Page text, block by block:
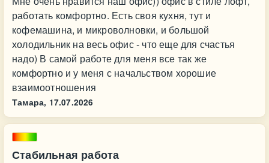
работать комфортно. Есть своя кухня, тут и
кофемашина, и микроволновки, и большой
холодильник на весь офис - что еще для счастья
надо) В самой работе для меня все так же
комфортно и у меня с начальством хорошие
взаимоотношения
Тамара, 17.07.2026
Стабильная работа